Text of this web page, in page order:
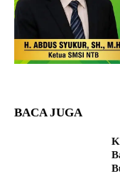
BACA JUGA